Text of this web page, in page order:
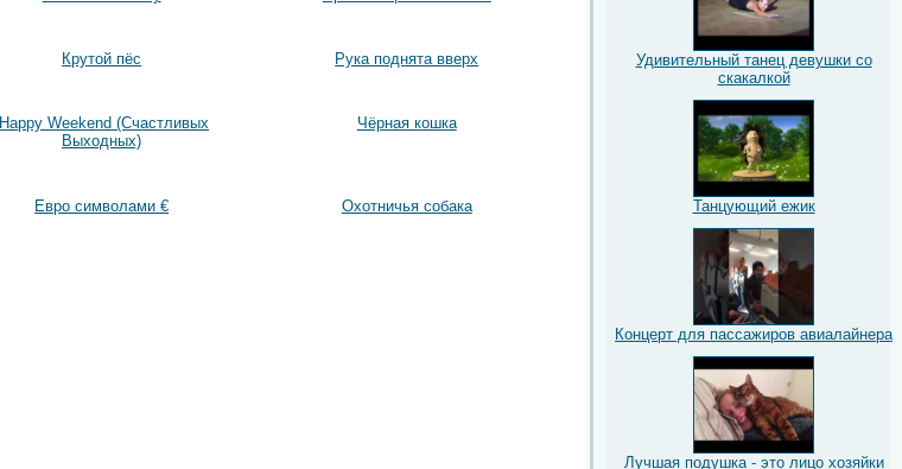
Крутой пёс Рука поднята вверх
Happy Weekend (Счастливых
Выходных)
Чёрная кошка
Евро символами € Охотничья собака
Удивительный танец девушки со
скакалкой
Танцующий ежик
Концерт для пассажиров авиалайнера
Лучшая подушка - это лицо хозяйки